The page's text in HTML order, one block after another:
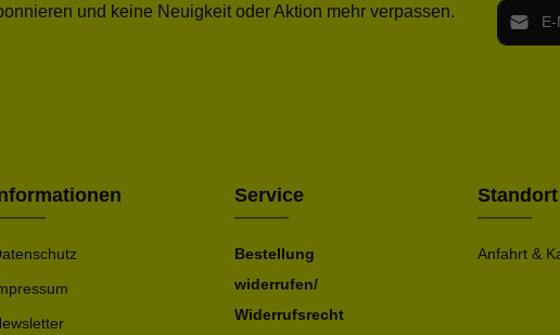
und keine Neuigkeit oder Aktion mehr verpassen. E-Mail-
Service
Bestellung
widerrufen/
Widerrufsrecht
Standort
Anfahrt &